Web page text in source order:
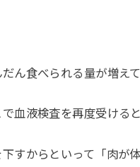
だん食べられる量が増え
で血液検査を再度受ける
下すからといって「肉が